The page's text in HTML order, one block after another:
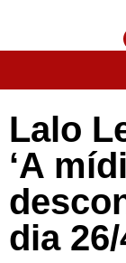
Lalo
‘A
dia